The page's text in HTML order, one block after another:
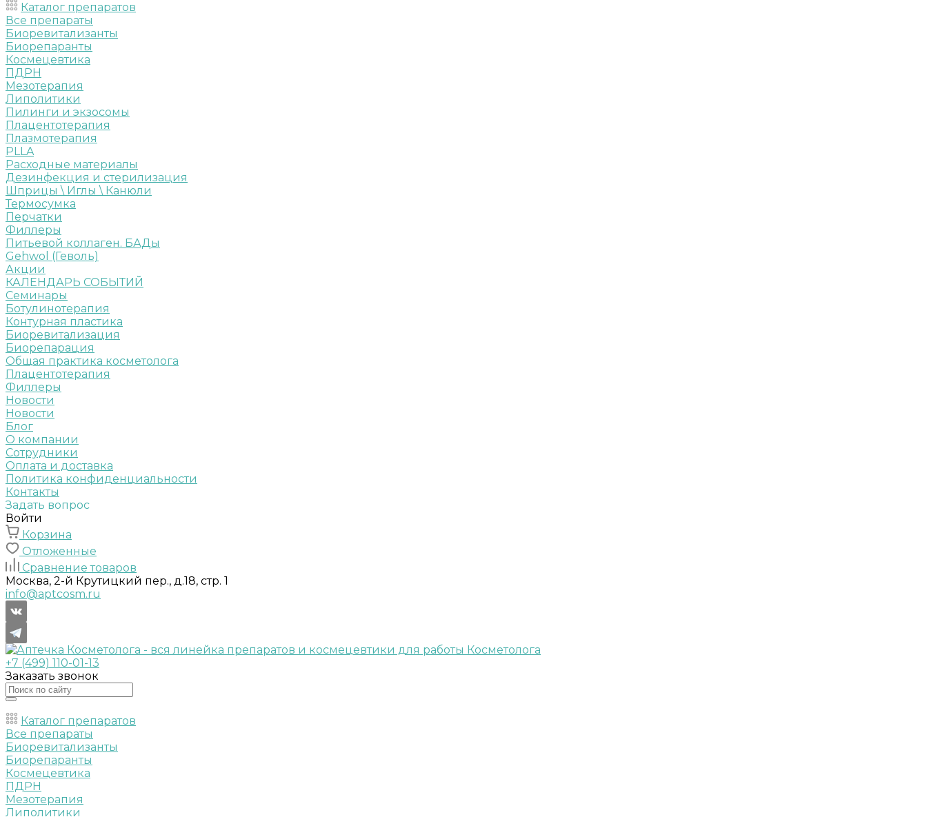
Каталог препаратов
Все препараты
Биоревитализанты
Биорепаранты
Космецевтика
ПДРН
Мезотерапия
Липолитики
Пилинги и экзосомы
Плацентотерапия
Плазмотерапия
PLLA
Расходные материалы
Дезинфекция и стерилизация
Шприцы \ Иглы \ Канюли
Термосумка
Перчатки
Филлеры
Питьевой коллаген. БАДы
Gehwol (Геволь)
Акции
КАЛЕНДАРЬ СОБЫТИЙ
Семинары
Ботулинотерапия
Контурная пластика
Биоревитализация
Биорепарация
Общая практика косметолога
Плацентотерапия
Филлеры
Новости
Новости
Блог
О компании
Сотрудники
Оплата и доставка
Политика конфиденциальности
Контакты
Задать вопрос
Войти
Корзина
Отложенные
Сравнение товаров
Москва, 2-й Крутицкий пер., д.18, стр. 1
info@aptcosm.ru
+7 (499) 110-01-13
Заказать звонок
Каталог препаратов
Все препараты
Биоревитализанты
Биорепаранты
Космецевтика
ПДРН
Мезотерапия
Липолитики